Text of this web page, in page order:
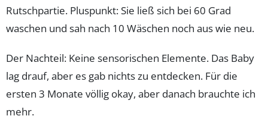
Rutschpartie. Pluspunkt: Sie ließ sich bei 60 Grad
waschen und sah nach 10 Wäschen noch aus wie neu.
Der Nachteil: Keine sensorischen Elemente. Das Baby
lag drauf, aber es gab nichts zu entdecken. Für die
ersten 3 Monate völlig okay, aber danach brauchte ich
mehr.